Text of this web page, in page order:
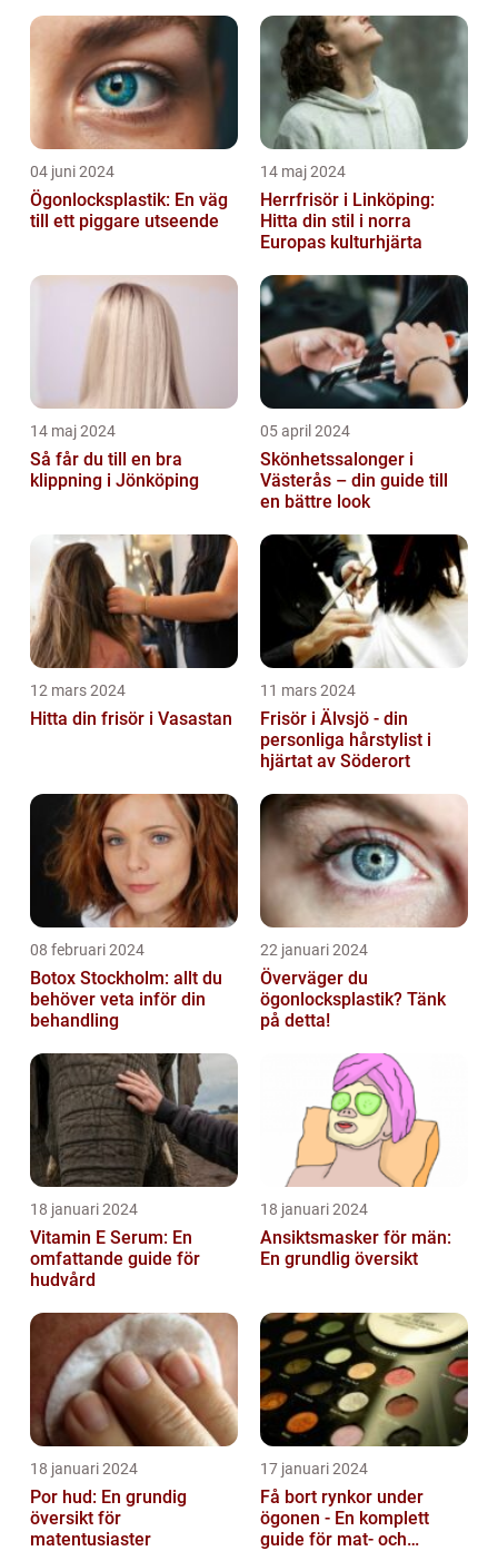
04 juni 2024
Ögonlocksplastik: En väg
till ett piggare utseende
14 maj 2024
Herrfrisör i Linköping:
Hitta din stil i norra
Europas kulturhjärta
14 maj 2024
Så får du till en bra
klippning i Jönköping
05 april 2024
Skönhetssalonger i
Västerås – din guide till
en bättre look
12 mars 2024
Hitta din frisör i Vasastan
11 mars 2024
Frisör i Älvsjö - din
personliga hårstylist i
hjärtat av Söderort
08 februari 2024
Botox Stockholm: allt du
behöver veta inför din
behandling
22 januari 2024
Överväger du
ögonlocksplastik? Tänk
på detta!
18 januari 2024
Vitamin E Serum: En
omfattande guide för
hudvård
18 januari 2024
Ansiktsmasker för män:
En grundlig översikt
18 januari 2024
Por hud: En grundig
översikt för
matentusiaster
17 januari 2024
Få bort rynkor under
ögonen - En komplett
guide för mat- och